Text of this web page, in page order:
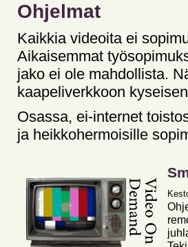
Ohjelmat
Kaikkia videoita ei
Aikaisemmat
jako ei ole mahdollista.
kaapeliverkkoon
Osassa, ei-internet
ja heikkohermoisille